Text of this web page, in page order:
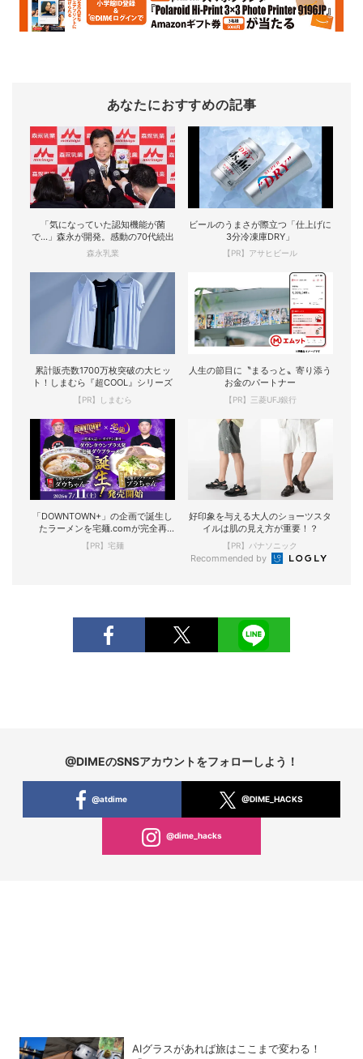
あなたにおすすめの記事
「気になっていた認知機能が菌
で…」森永が開発。感動の70代続出
森永乳業
ビールのうまさが際立つ「仕上げに
3分冷凍庫DRY」
【PR】アサヒビール
累計販売数1700万枚突破の大ヒッ
ト！しまむら『超COOL』シリーズ
【PR】しまむら
人生の節目に〝まるっと〟寄り添う
お金のパートナー
【PR】三菱UFJ銀行
「DOWNTOWN+」の企画で誕生し
たラーメンを宅麺.comが完全再
現！
【PR】宅麺
好印象を与える大人のショーツスタ
イルは肌の見え方が重要！？
【PR】パナソニック
Recommended by
@DIMEのSNSアカウントをフォローしよう！
@atdime @DIME_HACKS
@dime_hacks
AIグラスがあれば旅はここまで変わる！